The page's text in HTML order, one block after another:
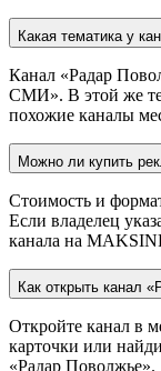
Какая тематика у
Канал «Радар
СМИ». В этой же
похожие каналы
Можно ли купить
Стоимость и
Если владелец
канала на
Как открыть канал
Откройте канал в
карточки или
«Радар Поволжье».